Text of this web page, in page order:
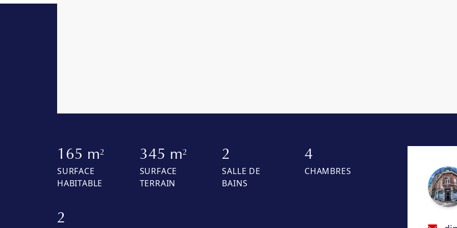
165 m2
SURFACE
HABITABLE
345 m2
SURFACE
TERRAIN
2
SALLE DE
BAINS
4
CHAMBRES
2